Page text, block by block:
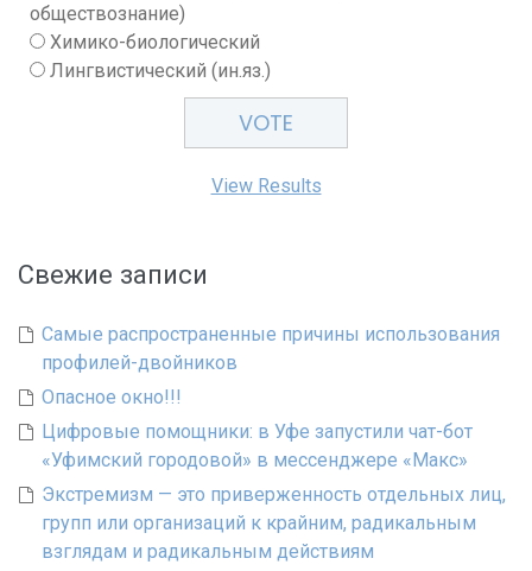
обществознание)
Химико-биологический
Лингвистический (ин.яз.)
View Results
Свежие записи
Самые распространенные причины использования
профилей-двойников
Опасное окно!!!
Цифровые помощники: в Уфе запустили чат-бот
«Уфимский городовой» в мессенджере «Макс»
Экстремизм — это приверженность отдельных лиц,
групп или организаций к крайним, радикальным
взглядам и радикальным действиям